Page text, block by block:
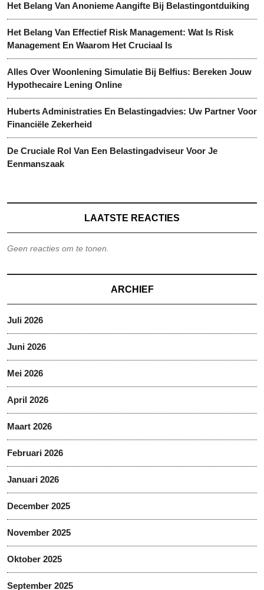
Het Belang Van Anonieme Aangifte Bij Belastingontduiking
Het Belang Van Effectief Risk Management: Wat Is Risk
Management En Waarom Het Cruciaal Is
Alles Over Woonlening Simulatie Bij Belfius: Bereken Jouw
Hypothecaire Lening Online
Huberts Administraties En Belastingadvies: Uw Partner Voor
Financiële Zekerheid
De Cruciale Rol Van Een Belastingadviseur Voor Je
Eenmanszaak
LAATSTE REACTIES
Geen reacties om te tonen.
ARCHIEF
Juli 2026
Juni 2026
Mei 2026
April 2026
Maart 2026
Februari 2026
Januari 2026
December 2025
November 2025
Oktober 2025
September 2025